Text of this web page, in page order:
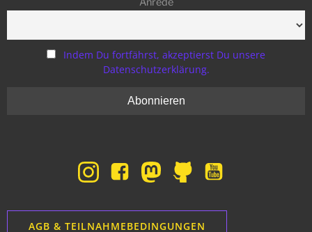
Indem Du fortfährst, akzeptierst Du unsere
Datenschutzerklärung.
AGB & TEILNAHMEBEDINGUNGEN